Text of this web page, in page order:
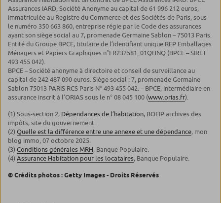
Assurances IARD, Société Anonyme au capital de 61 996 212 euros,
immatriculée au Registre du Commerce et des Sociétés de Paris, sous
le numéro 350 663 860, entreprise régie par le Code des assurances
ayant son siège social au 7, promenade Germaine Sablon – 75013 Paris.
Entité du Groupe BPCE, titulaire de l’identifiant unique REP Emballages
Ménagers et Papiers Graphiques n°FR232581_01QHNQ (BPCE – SIRET
493 455 042).
BPCE – Société anonyme à directoire et conseil de surveillance au
capital de 242 487 090 euros. Siège social : 7, promenade Germaine
Sablon 75013 PARIS RCS Paris N° 493 455 042. – BPCE, intermédiaire en
assurance inscrit à l’ORIAS sous le n° 08 045 100 (www.orias.fr).
(1) Sous-section 2, Dépendances de l’habitation, BOFIP archives des
impôts, site du gouvernement.
(2) Quelle est la différence entre une annexe et une dépendance, mon
blog immo, 07 octobre 2025.
(3) Conditions générales MRH, Banque Populaire.
(4) Assurance Habitation pour les locataires, Banque Populaire.
© Crédits photos : Getty Images - Droits Réservés